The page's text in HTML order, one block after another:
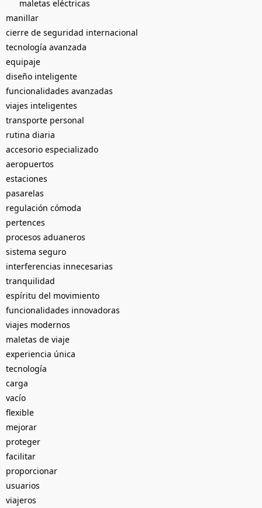
maletas eléctricas
manillar
cierre de seguridad internacional
tecnología avanzada
equipaje
diseño inteligente
funcionalidades avanzadas
viajes inteligentes
transporte personal
rutina diaria
accesorio especializado
aeropuertos
estaciones
pasarelas
regulación cómoda
pertences
procesos aduaneros
sistema seguro
interferencias innecesarias
tranquilidad
espíritu del movimiento
funcionalidades innovadoras
viajes modernos
maletas de viaje
experiencia única
tecnología
carga
vacío
flexible
mejorar
proteger
facilitar
proporcionar
usuarios
viajeros